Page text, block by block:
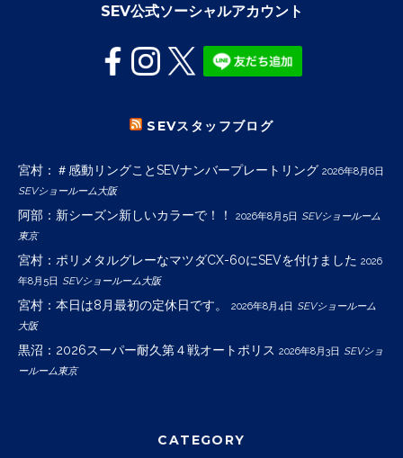
SEV公式ソーシャルアカウント
SEVスタッフブログ
宮村：＃感動リングことSEVナンバープレートリング 2026年8月6日
SEVショールーム大阪
阿部：新シーズン新しいカラーで！！ 2026年8月5日 SEVショールーム
東京
宮村：ポリメタルグレーなマツダCX-60にSEVを付けました 2026
年8月5日 SEVショールーム大阪
宮村：本日は8月最初の定休日です。 2026年8月4日 SEVショールーム
大阪
黒沼：2026スーパー耐久第４戦オートポリス 2026年8月3日 SEVショ
ールーム東京
CATEGORY